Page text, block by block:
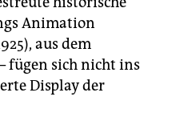
Animation
aus dem
fügen sich nicht ins
Display der